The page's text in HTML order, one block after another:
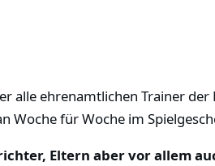
alle ehrenamtlichen Trainer
Woche für Woche im
Eltern aber vor allem